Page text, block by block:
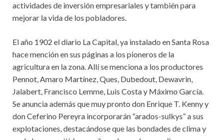
actividades de inversión empresariales y también para
mejorar la vida de los pobladores.
El año 1902 el diario La Capital, ya instalado en Santa Rosa
hace mención en sus páginas a los pioneros de la
agricultura en la zona. Allí se menciona a los productores
Pennot, Amaro Martínez, Ques, Dubedout, Dewavrin,
Jalabert, Francisco Lemme, Luis Costa y Máximo García.
Se anuncia además que muy pronto don Enrique T. Kenny y
don Ceferino Pereyra incorporarán “arados-sulkys” a sus
explotaciones, destacándose que las bondades de clima y